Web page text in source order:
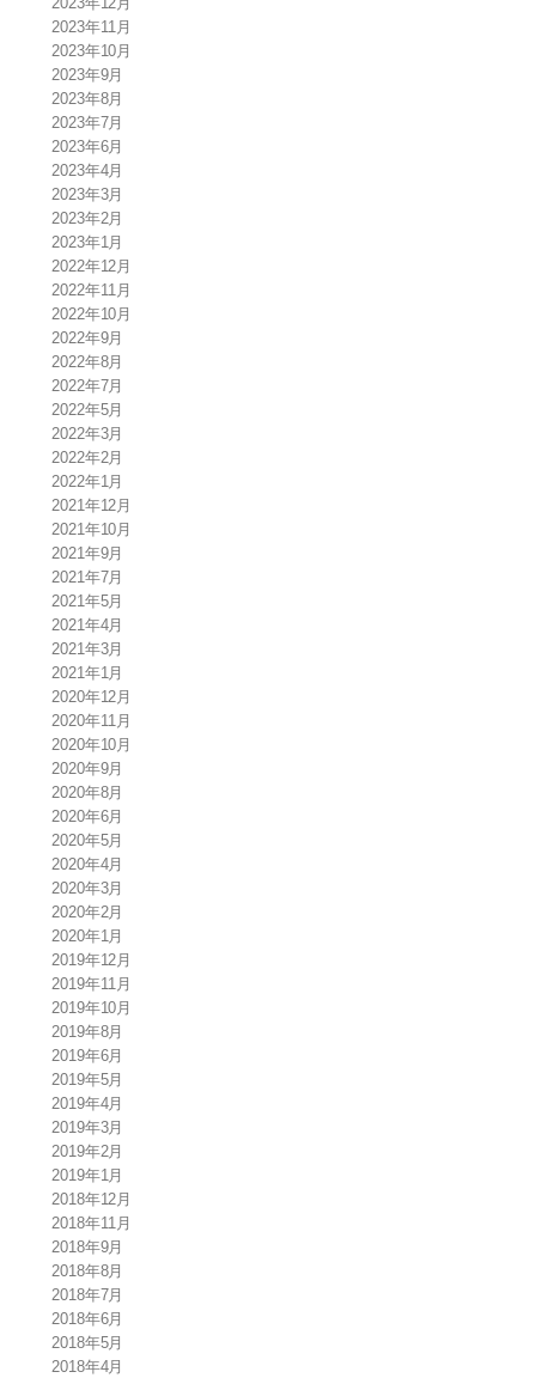
2023年11月
2023年10月
2023年9月
2023年8月
2023年7月
2023年6月
2023年4月
2023年3月
2023年2月
2023年1月
2022年12月
2022年11月
2022年10月
2022年9月
2022年8月
2022年7月
2022年5月
2022年3月
2022年2月
2022年1月
2021年12月
2021年10月
2021年9月
2021年7月
2021年5月
2021年4月
2021年3月
2021年1月
2020年12月
2020年11月
2020年10月
2020年9月
2020年8月
2020年6月
2020年5月
2020年4月
2020年3月
2020年2月
2020年1月
2019年12月
2019年11月
2019年10月
2019年8月
2019年6月
2019年5月
2019年4月
2019年3月
2019年2月
2019年1月
2018年12月
2018年11月
2018年9月
2018年8月
2018年7月
2018年6月
2018年5月
2018年4月